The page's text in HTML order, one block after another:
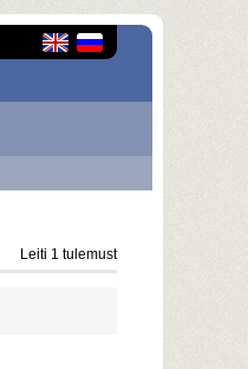
Leiti 1 tulemust